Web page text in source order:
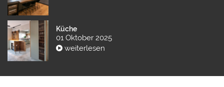
Küche
01 Oktober 2025
weiterlesen